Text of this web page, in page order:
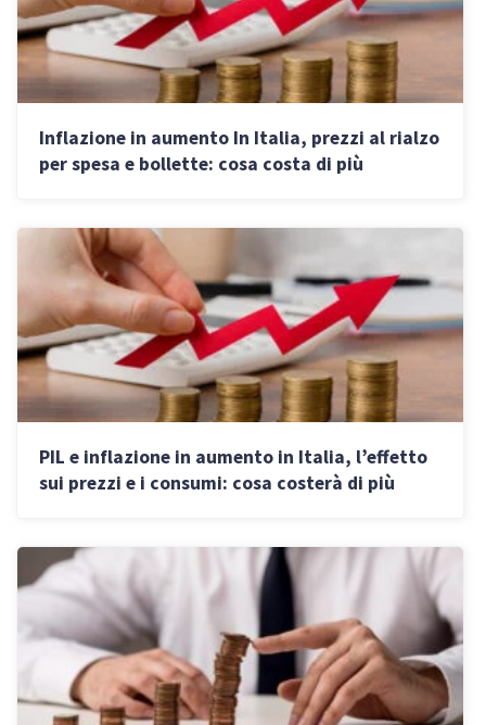
Inflazione in aumento In Italia, prezzi al rialzo
per spesa e bollette: cosa costa di più
PIL e inflazione in aumento in Italia, l’effetto
sui prezzi e i consumi: cosa costerà di più